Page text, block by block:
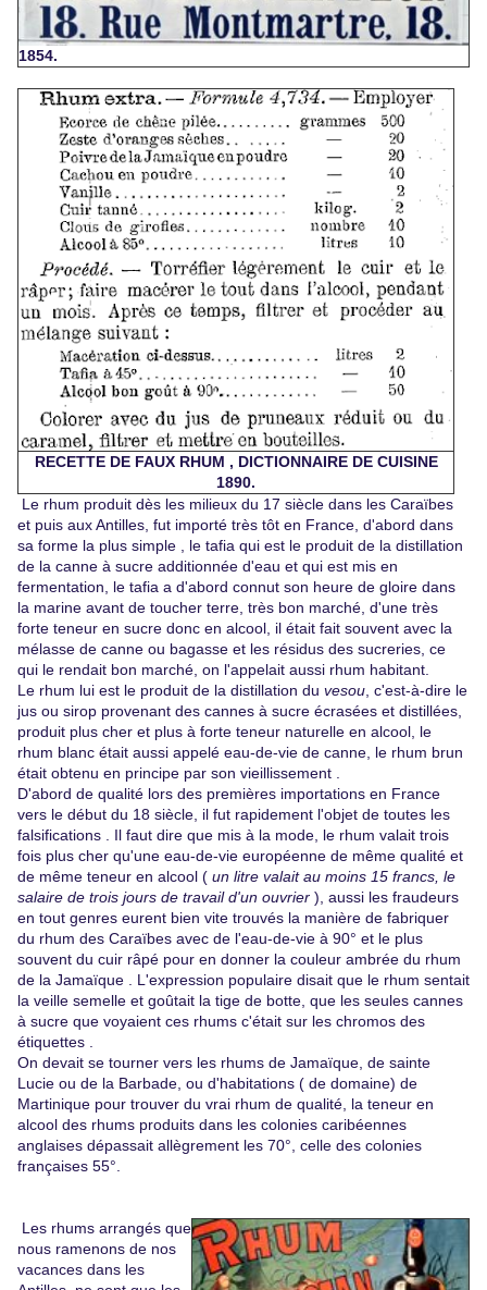
1854.
RECETTE DE FAUX RHUM , DICTIONNAIRE DE CUISINE
1890.
Le rhum produit dès les milieux du 17 siècle dans les Caraïbes
et puis aux Antilles, fut importé très tôt en France, d'abord dans
sa forme la plus simple , le tafia qui est le produit de la distillation
de la canne à sucre additionnée d'eau et qui est mis en
fermentation, le tafia a d'abord connut son heure de gloire dans
la marine avant de toucher terre, très bon marché, d'une très
forte teneur en sucre donc en alcool, il était fait souvent avec la
mélasse de canne ou bagasse et les résidus des sucreries, ce
qui le rendait bon marché, on l'appelait aussi rhum habitant.
Le rhum lui est le produit de la distillation du vesou , c'est-à-dire le
jus ou sirop provenant des cannes à sucre écrasées et distillées,
produit plus cher et plus à forte teneur naturelle en alcool, le
rhum blanc était aussi appelé eau-de-vie de canne, le rhum brun
était obtenu en principe par son vieillissement .
D'abord de qualité lors des premières importations en France
vers le début du 18 siècle, il fut rapidement l'objet de toutes les
falsifications . Il faut dire que mis à la mode, le rhum valait trois
fois plus cher qu'une eau-de-vie européenne de même qualité et
de même teneur en alcool ( un litre valait au moins 15 francs, le
salaire de trois jours de travail d'un ouvrier ), aussi les fraudeurs
en tout genres eurent bien vite trouvés la manière de fabriquer
du rhum des Caraïbes avec de l'eau-de-vie à 90° et le plus
souvent du cuir râpé pour en donner la couleur ambrée du rhum
de la Jamaïque . L'expression populaire disait que le rhum sentait
la veille semelle et goûtait la tige de botte, que les seules cannes
à sucre que voyaient ces rhums c'était sur les chromos des
étiquettes .
On devait se tourner vers les rhums de Jamaïque, de sainte
Lucie ou de la Barbade, ou d'habitations ( de domaine) de
Martinique pour trouver du vrai rhum de qualité, la teneur en
alcool des rhums produits dans les colonies caribéennes
anglaises dépassait allègrement les 70°, celle des colonies
françaises 55°.
Les rhums arrangés que
nous ramenons de nos
vacances dans les